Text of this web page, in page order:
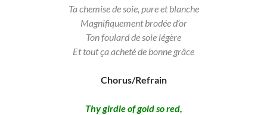
Ta chemise de soie, pure et blanche
Magnifiquement brodée d’or
Ton foulard de soie légère
Et tout ça acheté de bonne grâce
Chorus/Refrain
Thy girdle of gold so red,